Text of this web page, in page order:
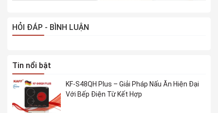
HỎI ĐÁP - BÌNH LUẬN
Tin nổi bật
KF-S48QH Plus – Giải Pháp Nấu Ăn Hiện Đại
Với Bếp Điện Từ Kết Hợp